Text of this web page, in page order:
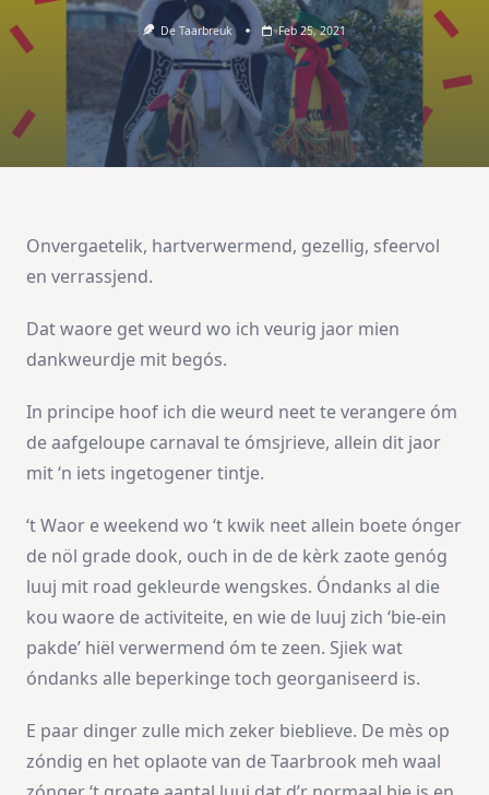
De Taarbreuk Feb 25, 2021
Onvergaetelik, hartverwermend, gezellig, sfeervol
en verrassjend.
Dat waore get weurd wo ich veurig jaor mien
dankweurdje mit begós.
In principe hoof ich die weurd neet te verangere óm
de aafgeloupe carnaval te ómsjrieve, allein dit jaor
mit ‘n iets ingetogener tintje.
‘t Waor e weekend wo ‘t kwik neet allein boete ónger
de nöl grade dook, ouch in de de kèrk zaote genóg
luuj mit road gekleurde wengskes. Óndanks al die
kou waore de activiteite, en wie de luuj zich ‘bie-ein
pakde’ hiël verwermend óm te zeen. Sjiek wat
óndanks alle beperkinge toch georganiseerd is.
E paar dinger zulle mich zeker bieblieve. De mès op
zóndig en het oplaote van de Taarbrook meh waal